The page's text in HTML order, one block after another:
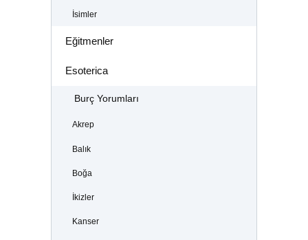
İsimler
Eğitmenler
Esoterica
Burç Yorumları
Akrep
Balık
Boğa
İkizler
Kanser